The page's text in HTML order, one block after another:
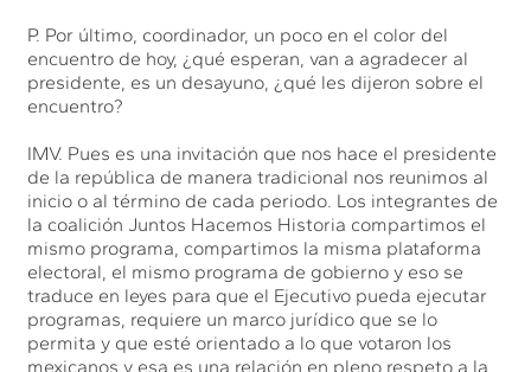
P. Por último, coordinador, un poco en el color del
encuentro de hoy, ¿qué esperan, van a agradecer al
presidente, es un desayuno, ¿qué les dijeron sobre el
encuentro?
IMV. Pues es una invitación que nos hace el presidente
de la república de manera tradicional nos reunimos al
inicio o al término de cada periodo. Los integrantes de
la coalición Juntos Hacemos Historia compartimos el
mismo programa, compartimos la misma plataforma
electoral, el mismo programa de gobierno y eso se
traduce en leyes para que el Ejecutivo pueda ejecutar
programas, requiere un marco jurídico que se lo
permita y que esté orientado a lo que votaron los
mexicanos y esa es una relación en pleno respeto a la